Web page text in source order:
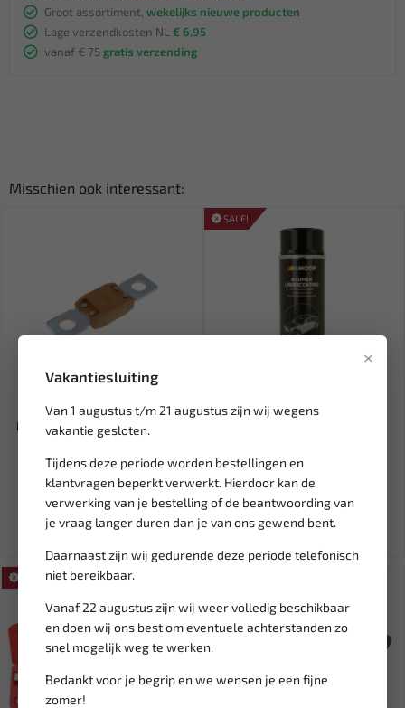
×
Vakantiesluiting
Van 1 augustus t/m 21 augustus zijn wij wegens
vakantie gesloten.
Tijdens deze periode worden bestellingen en
klantvragen beperkt verwerkt. Hierdoor kan de
verwerking van je bestelling of de beantwoording van
je vraag langer duren dan je van ons gewend bent.
Daarnaast zijn wij gedurende deze periode telefonisch
niet bereikbaar.
Vanaf 22 augustus zijn wij weer volledig beschikbaar
en doen wij ons best om eventuele achterstanden zo
snel mogelijk weg te werken.
Bedankt voor je begrip en we wensen je een fijne
zomer!
Groot assortiment, wekelijks nieuwe producten
Lage verzendkosten NL € 6,95
vanaf € 75 gratis verzending
Misschien ook interessant:
MTA Powerval CAL4 zekering
9,95
Ex. btw: € 8,22
SALE!
10,76
13,46
Ex. btw: € 8,90